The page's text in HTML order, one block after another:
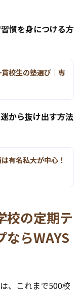
慣を身につける方
校生の塾選び｜専
から抜け出す方法
有名私大が中心！
校の定期テ
ならWAYS
、これまで500校